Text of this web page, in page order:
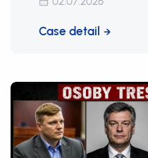
Case detail